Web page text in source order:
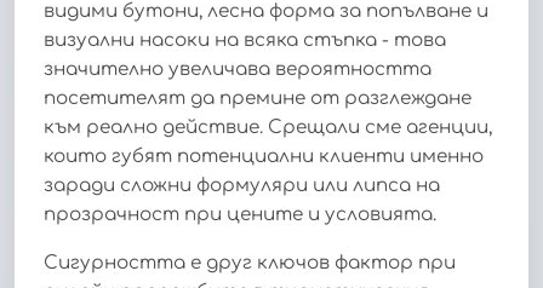
видими бутони, лесна форма за попълване и
визуални насоки на всяка стъпка - това
значително увеличава вероятността
посетителят да премине от разглеждане
към реално действие. Срещали сме агенции,
които губят потенциални клиенти именно
заради сложни формуляри или липса на
прозрачност при цените и условията.
Сигурността е друг ключов фактор при